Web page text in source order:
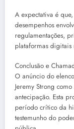
A expectativa é
desempenhos
regulamentações,
plataformas
Conclusão e
O anúncio do
Jeremy Strong
antecipação. Esta
período crítico da
testemunho do